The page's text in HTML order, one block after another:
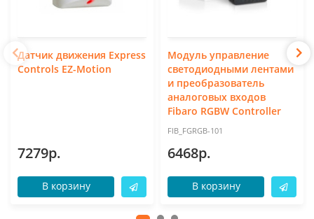
Датчик движения Express
Controls EZ-Motion
7279р.
В корзину
Модуль управление
светодиодными лентами
и преобразователь
аналоговых входов
Fibaro RGBW Controller
FIB_FGRGB-101
6468р.
В корзину